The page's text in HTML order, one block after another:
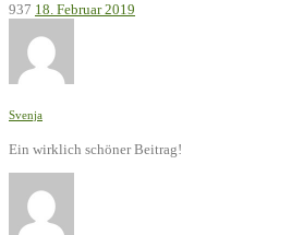
937 18. Februar 2019
Svenja
Ein wirklich schöner Beitrag!